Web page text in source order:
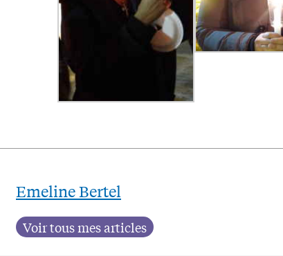
Emeline Bertel